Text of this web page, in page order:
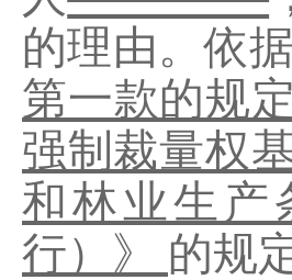
的理由。依据
第一款的规
强制裁量权
和林业生产
行）》
的规